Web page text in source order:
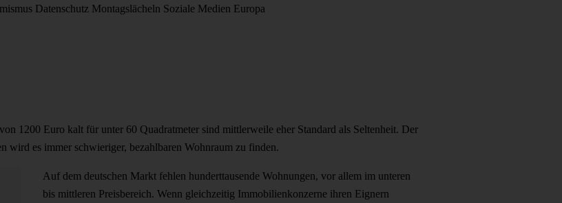
Datenschutz Montagslächeln Soziale Medien Europa
von 1200 Euro kalt für unter 60 Quadratmeter sind mittlerweile eher Standard als Seltenheit. Der
wird es immer schwieriger, bezahlbaren Wohnraum zu finden.
Auf dem deutschen Markt fehlen hunderttausende Wohnungen, vor allem im unteren
bis mittleren Preisbereich. Wenn gleichzeitig Immobilienkonzerne ihren Eignern